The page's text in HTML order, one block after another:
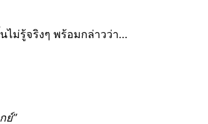
ไม่รู้จริงๆ พร้อมกล่าวว่า…
ย์”